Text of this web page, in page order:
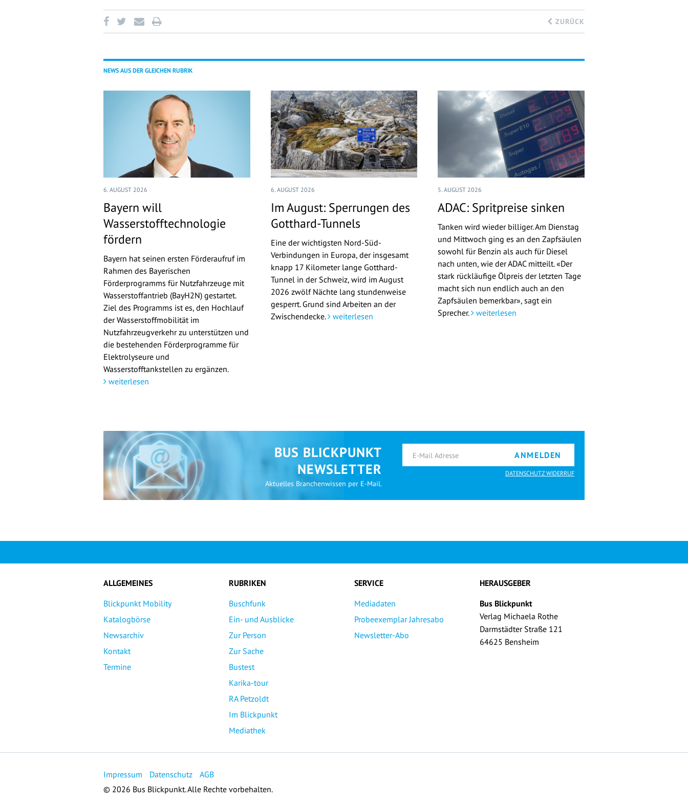
ZURÜCK
NEWS AUS DER GLEICHEN RUBRIK
6. AUGUST 2026
Bayern will
Wasserstofftechnologie
fördern
Bayern hat seinen ersten Förderaufruf im
Rahmen des Bayerischen
Förderprogramms für Nutzfahrzeuge mit
Wasserstoffantrieb (BayH2N) gestartet.
Ziel des Programms ist es, den Hochlauf
der Wasserstoffmobilität im
Nutzfahrzeugverkehr zu unterstützen und
die bestehenden Förderprogramme für
Elektrolyseure und
Wasserstofftankstellen zu ergänzen.
weiterlesen
6. AUGUST 2026
Im August: Sperrungen des
Gotthard-Tunnels
Eine der wichtigsten Nord-Süd-
Verbindungen in Europa, der insgesamt
knapp 17 Kilometer lange Gotthard-
Tunnel in der Schweiz, wird im August
2026 zwölf Nächte lang stundenweise
gesperrt. Grund sind Arbeiten an der
Zwischendecke. weiterlesen
5. AUGUST 2026
ADAC: Spritpreise sinken
Tanken wird wieder billiger. Am Dienstag
und Mittwoch ging es an den Zapfsäulen
sowohl für Benzin als auch für Diesel
nach unten, wie der ADAC mitteilt. «Der
stark rückläufige Ölpreis der letzten Tage
macht sich nun endlich auch an den
Zapfsäulen bemerkbar», sagt ein
Sprecher. weiterlesen
BUS BLICKPUNKT
NEWSLETTER
Aktuelles Branchenwissen per E-Mail.
ANMELDEN
DATENSCHUTZ WIDERRUF
ALLGEMEINES
Blickpunkt Mobility
Katalogbörse
Newsarchiv
Kontakt
Termine
RUBRIKEN
Buschfunk
Ein- und Ausblicke
Zur Person
Zur Sache
Bustest
Karika-tour
RA Petzoldt
Im Blickpunkt
Mediathek
SERVICE
Mediadaten
Probeexemplar Jahresabo
Newsletter-Abo
HERAUSGEBER
Bus Blickpunkt
Verlag Michaela Rothe
Darmstädter Straße 121
64625 Bensheim
Impressum Datenschutz
AGB
© 2026 Bus Blickpunkt. Alle Rechte vorbehalten.